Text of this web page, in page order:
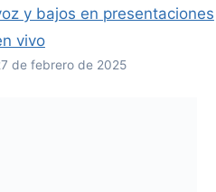
y bajos en presentaciones
vivo
de febrero de 2025